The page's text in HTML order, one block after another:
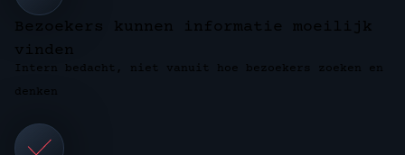
Bezoekers kunnen informatie moeilijk
vinden
Intern bedacht, niet vanuit hoe bezoekers zoeken en
denken